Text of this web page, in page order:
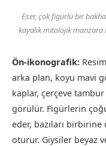
Eser, çok figürlü bir
kayalık mitolojik manzara
Ön-ikonografik:
arka plan, koyu mavi
kaplar, çerçeve
görülür. Figürlerin
eder, bazıları birbirine
oturur. Giysiler beyaz